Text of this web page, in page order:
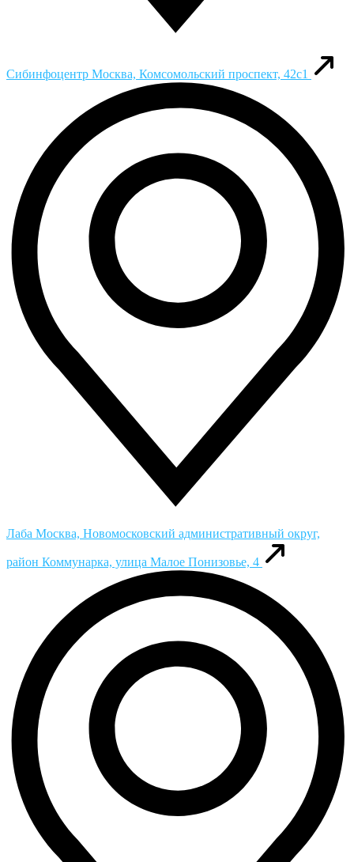
Сибинфоцентр Москва, Комсомольский проспект, 42с1
Лаба Москва, Новомосковский административный округ,
район Коммунарка, улица Малое Понизовье, 4